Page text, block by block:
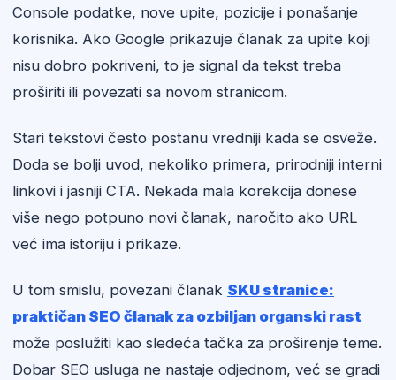
Console podatke, nove upite, pozicije i ponašanje
korisnika. Ako Google prikazuje članak za upite koji
nisu dobro pokriveni, to je signal da tekst treba
proširiti ili povezati sa novom stranicom.
Stari tekstovi često postanu vredniji kada se osveže.
Doda se bolji uvod, nekoliko primera, prirodniji interni
linkovi i jasniji CTA. Nekada mala korekcija donese
više nego potpuno novi članak, naročito ako URL
već ima istoriju i prikaze.
U tom smislu, povezani članak SKU stranice:
praktičan SEO članak za ozbiljan organski rast
može poslužiti kao sledeća tačka za proširenje teme.
Dobar SEO usluga ne nastaje odjednom, već se gradi